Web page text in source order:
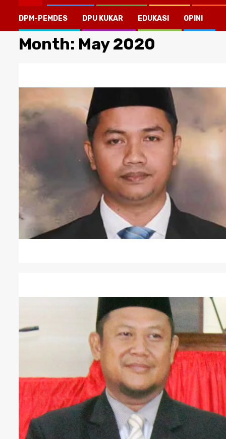
DPM-PEMDES DPU KUKAR EDUKASI OPINI
Month: May 2020